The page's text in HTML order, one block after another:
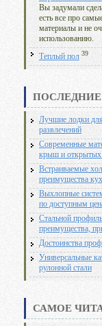
Вы задумали
есть все про
материалы и не
использованию.
Теплый пол 39
Лучшие лодки
развлечений
Современные
крыш и
Встраиваемые
преимущества
Выхлопные
по доступным
Стальной
преимущества,
Достоинства
Универсальные
рулонной стали
САМОЕ